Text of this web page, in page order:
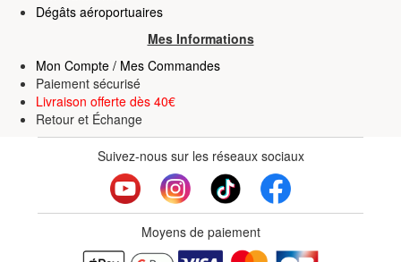
Dégâts aéroportuaires
Mes Informations
Mon Compte / Mes Commandes
Paiement sécurisé
Livraison offerte dès 40€
Retour et Échange
Suivez-nous sur les réseaux sociaux
Moyens de paiement